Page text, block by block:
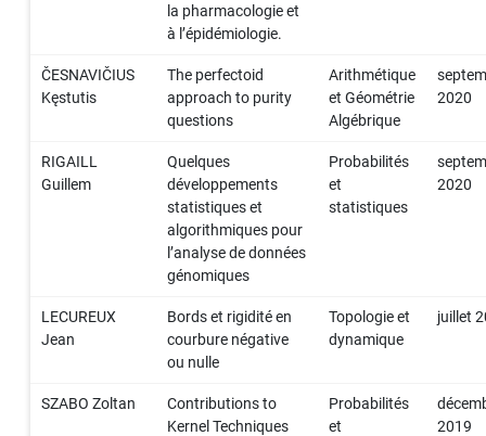
la pharmacologie et
à l’épidémiologie.
ČESNAVIČIUS
Kęstutis
The perfectoid
approach to purity
questions
Arithmétique
et Géométrie
Algébrique
2020
RIGAILL
Guillem
Quelques
développements
statistiques et
algorithmiques pour
l’analyse de données
génomiques
Probabilités
et
statistiques
2020
LECUREUX
Jean
Bords et rigidité en
courbure négative
ou nulle
Topologie et
dynamique
juillet
SZABO Zoltan
Contributions to
Kernel Techniques
Probabilités
et
2019